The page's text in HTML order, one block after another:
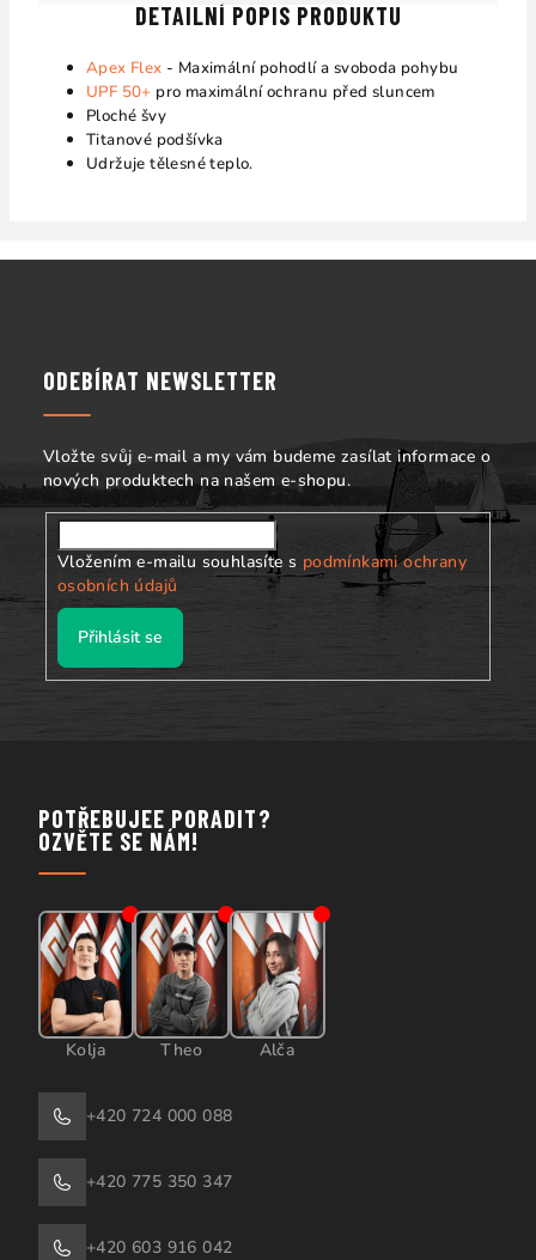
DETAILNÍ POPIS PRODUKTU
Apex Flex - Maximální pohodlí a svoboda pohybu
UPF 50+ pro maximální ochranu před sluncem
Ploché švy
Titanové podšívka
Udržuje tělesné teplo.
ODEBÍRAT NEWSLETTER
Vložte svůj e-mail a my vám budeme zasílat informace o
nových produktech na našem e-shopu.
Vložením e-mailu souhlasíte s podmínkami ochrany
osobních údajů
Přihlásit se
POTŘEBUJEE PORADIT?
OZVĚTE SE NÁM!
Kolja Theo Alča
+420 724 000 088
+420 775 350 347
+420 603 916 042